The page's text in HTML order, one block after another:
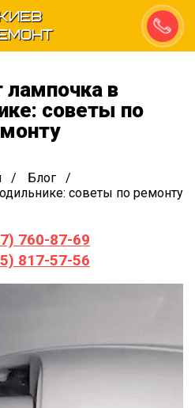
лампочка в
советы по
Блог
советы по ремонту
760-87-69
817-57-56